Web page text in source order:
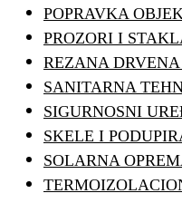
POPRAVKA
PROZORI I
REZANA
SANITARNA
SIGURNOSNI
SKELE I
SOLARNA